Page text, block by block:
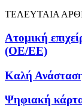
ΤΕΛΕΥΤΑΙΑ
Ατομική
(OE/EE)
Καλή
Ψηφιακή